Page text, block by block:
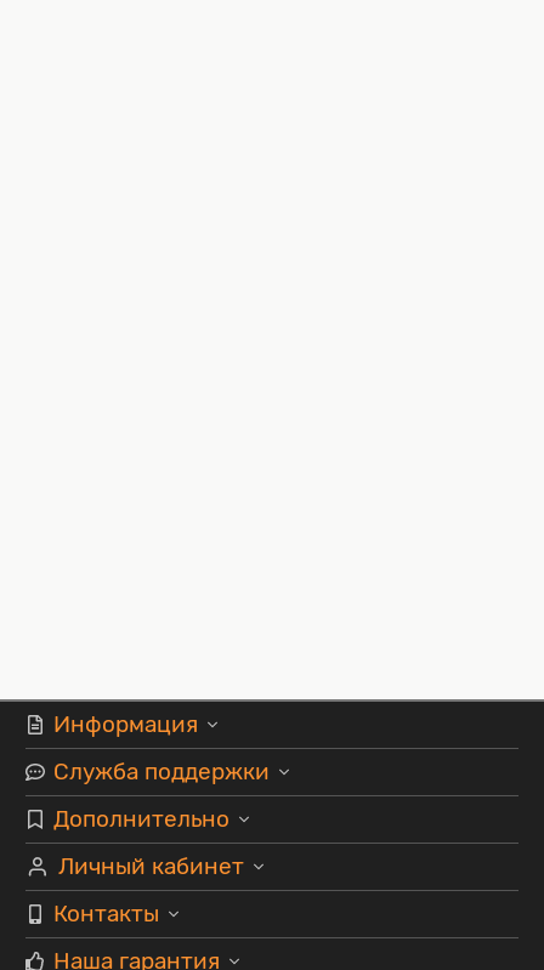
Информация
Служба поддержки
Дополнительно
Личный кабинет
Контакты
Наша гарантия